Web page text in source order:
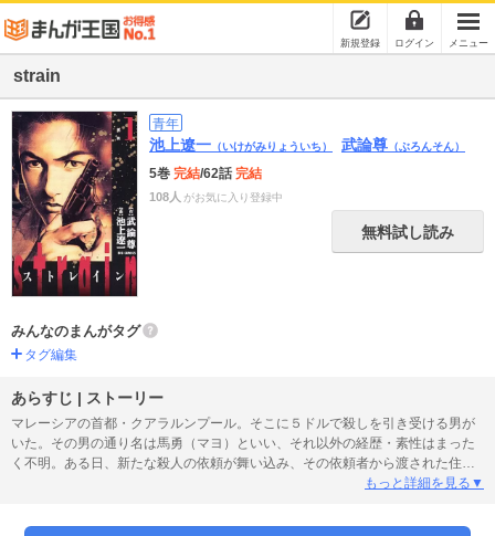
新規登録 ログイン メニュー
strain
青年
池上遼一 （いけがみりょういち） 武論尊 （ぶろんそん）
5巻 完結/62話完結
108人 がお気に入り登録中
無料試し読み
みんなのまんがタグ
タグ編集
あらすじ | ストーリー
マレーシアの首都・クアラルンプール。そこに５ドルで殺しを引き受ける男が
いた。その男の通り名は馬勇（マヨ）といい、それ以外の経歴・素性はまった
く不明。ある日、新たな殺人の依頼が舞い込み、その依頼者から渡された住所
に馬勇が行ってみるとターゲットは病気の女性だった。しかも、その女性には
もっと詳細を見る▼